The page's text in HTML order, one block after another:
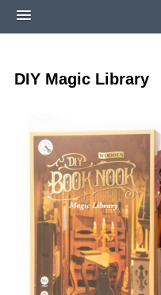
Home
DIY Magic Library